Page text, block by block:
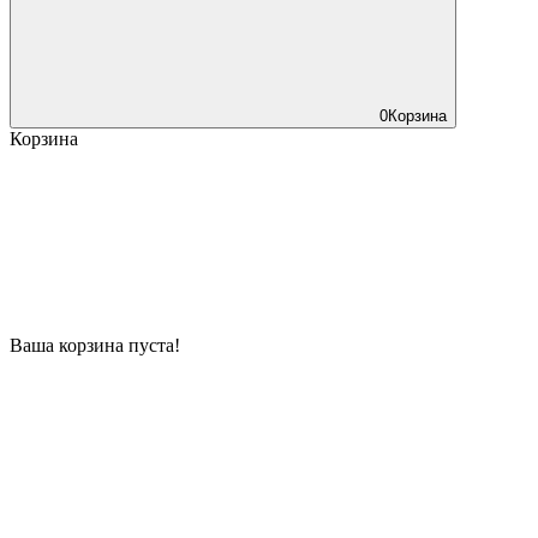
0Корзина
Корзина
Ваша корзина пуста!